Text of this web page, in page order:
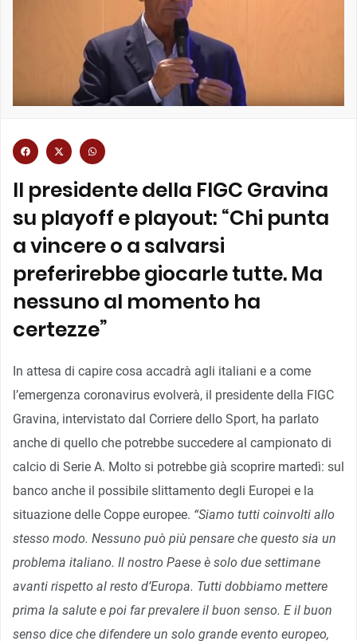
Il presidente della FIGC Gravina
su playoff e playout: “Chi punta
a vincere o a salvarsi
preferirebbe giocarle tutte. Ma
nessuno al momento ha
certezze”
In attesa di capire cosa accadrà agli italiani e a come
l’emergenza coronavirus evolverà, il presidente della FIGC
Gravina, intervistato dal Corriere dello Sport, ha parlato
anche di quello che potrebbe succedere al campionato di
calcio di Serie A. Molto si potrebbe già scoprire martedì: sul
banco anche il possibile slittamento degli Europei e la
situazione delle Coppe europee. “Siamo tutti coinvolti allo
stesso modo. Nessuno può più pensare che questo sia un
problema italiano. Il nostro Paese è solo due settimane
avanti rispetto al resto d’Europa. Tutti dobbiamo mettere
prima la salute e poi far prevalere il buon senso. E il buon
senso dice che difendere un solo grande evento europeo,